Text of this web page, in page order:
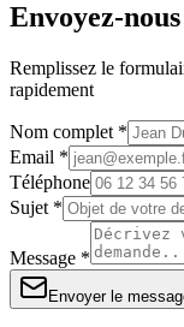
Envoyez-
Remplissez le
rapidement
Nom complet *
Email *
Téléphone
Sujet *
Message *
Envoyer le